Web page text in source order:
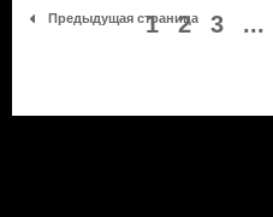
Предыдущая страница
1 2 3 ...